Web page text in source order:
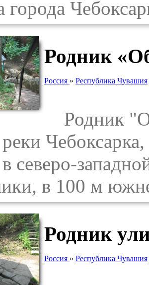
города
Родник
Россия » Республика Чувашия
Родник
северо-
в 100 м
Родник
Россия » Республика Чувашия